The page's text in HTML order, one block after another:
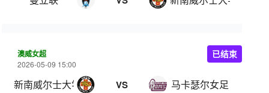
澳威女超
2026-05-09 15:00
新南威尔士大学女足 VS 马卡瑟尔女足
已结束